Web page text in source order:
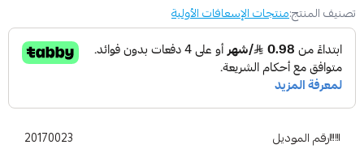
تصنيف المنتج:منتجات الإسعافات الأولية
رقم الموديل 20170023